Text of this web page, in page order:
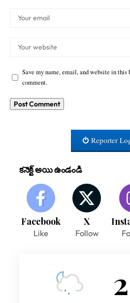
Save my name, email, and website in this
comment.
Reporter
కనెక్ట్ అయి ఉండండి
Facebook
Like
X
Follow